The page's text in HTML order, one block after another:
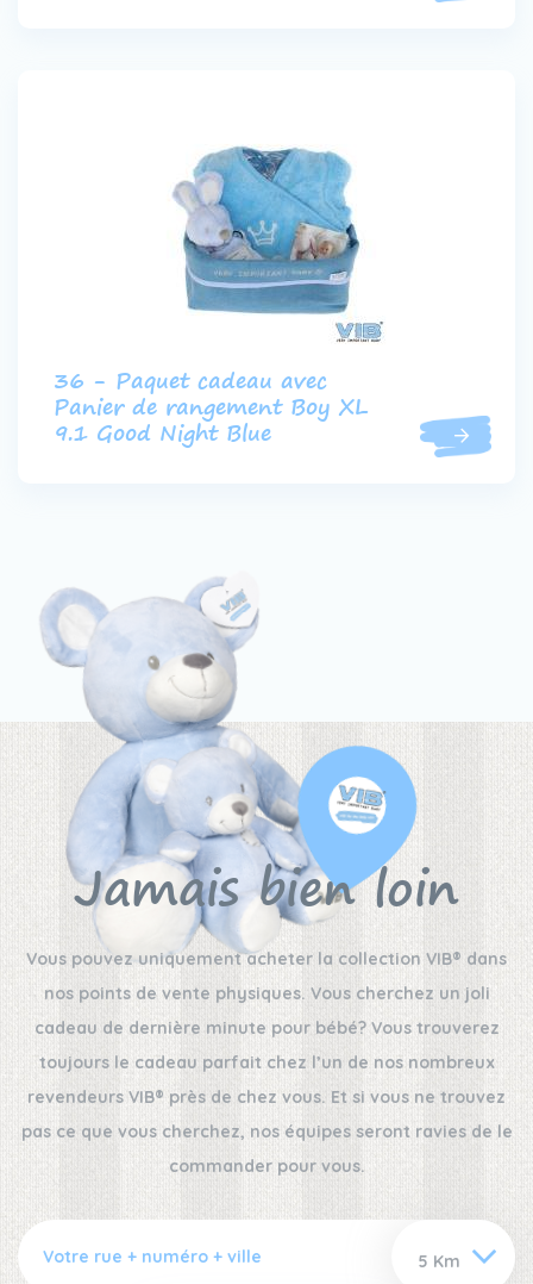
36 - Paquet cadeau avec
Panier de rangement Boy XL
9.1 Good Night Blue
Jamais bien loin
Vous pouvez uniquement acheter la collection VIB® dans
nos points de vente physiques. Vous cherchez un joli
cadeau de dernière minute pour bébé? Vous trouverez
toujours le cadeau parfait chez l’un de nos nombreux
revendeurs VIB® près de chez vous. Et si vous ne trouvez
pas ce que vous cherchez, nos équipes seront ravies de le
commander pour vous.